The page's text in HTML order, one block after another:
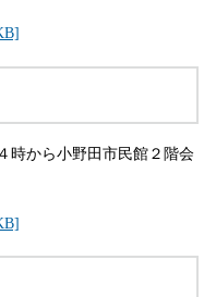
から小野田市民館２階会